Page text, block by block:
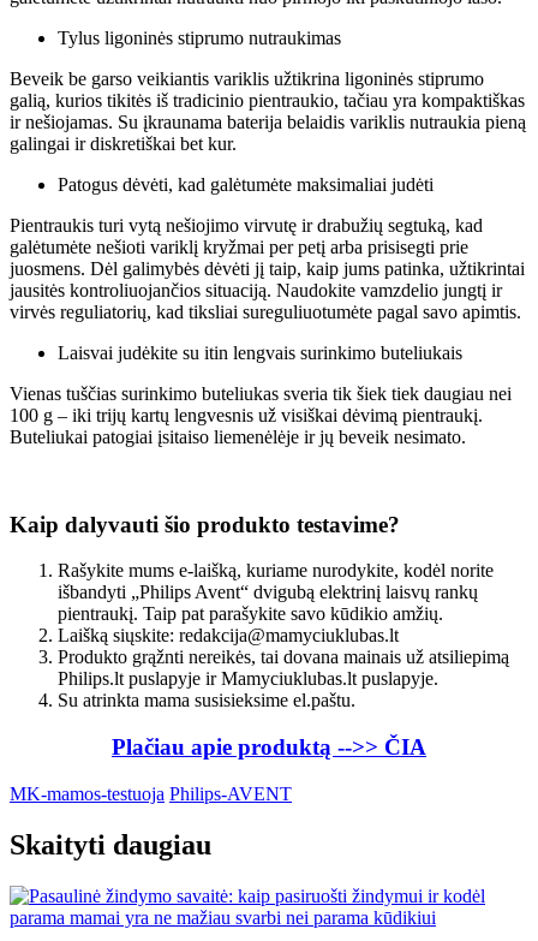
Tylus ligoninės stiprumo nutraukimas
Beveik be garso veikiantis variklis užtikrina ligoninės stiprumo
galią, kurios tikitės iš tradicinio pientraukio, tačiau yra kompaktiškas
ir nešiojamas. Su įkraunama baterija belaidis variklis nutraukia pieną
galingai ir diskretiškai bet kur.
Patogus dėvėti, kad galėtumėte maksimaliai judėti
Pientraukis turi vytą nešiojimo virvutę ir drabužių segtuką, kad
galėtumėte nešioti variklį kryžmai per petį arba prisisegti prie
juosmens. Dėl galimybės dėvėti jį taip, kaip jums patinka, užtikrintai
jausitės kontroliuojančios situaciją. Naudokite vamzdelio jungtį ir
virvės reguliatorių, kad tiksliai sureguliuotumėte pagal savo apimtis.
Laisvai judėkite su itin lengvais surinkimo buteliukais
Vienas tuščias surinkimo buteliukas sveria tik šiek tiek daugiau nei
100 g – iki trijų kartų lengvesnis už visiškai dėvimą pientraukį.
Buteliukai patogiai įsitaiso liemenėlėje ir jų beveik nesimato.
Kaip dalyvauti šio produkto testavime?
Rašykite mums e-laišką, kuriame nurodykite, kodėl norite
išbandyti „Philips Avent“ dvigubą elektrinį laisvų rankų
pientraukį. Taip pat parašykite savo kūdikio amžių.
Laišką siųskite: redakcija@mamyciuklubas.lt
Produkto grąžnti nereikės, tai dovana mainais už atsiliepimą
Philips.lt puslapyje ir Mamyciuklubas.lt puslapyje.
Su atrinkta mama susisieksime el.paštu.
Plačiau apie produktą -->> ČIA
MK-mamos-testuoja Philips-AVENT
Skaityti daugiau